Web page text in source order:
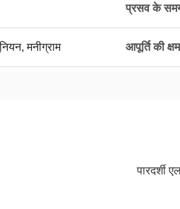
प्रसव के
मनीग्राम आपूर्ति की
पारदर्शी